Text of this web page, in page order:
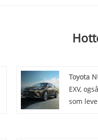
Toyota
EXV,
som